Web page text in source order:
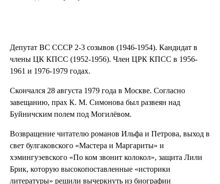
Депутат ВС СССР 2-3 созывов (1946-1954). Кандидат в
члены ЦК КПСС (1952-1956). Член ЦРК КПСС в 1956-
1961 и 1976-1979 годах.
Скончался 28 августа 1979 года в Москве. Согласно
завещанию, прах К. М. Симонова был развеян над
Буйничским полем под Могилёвом.
Возвращение читателю романов Ильфа и Петрова, выход в
свет булгаковского «Мастера и Маргариты» и
хэмингуэевского «По ком звонит колокол», защита Лили
Брик, которую высокопоставленные «историки
литературы» решили вычеркнуть из биографии